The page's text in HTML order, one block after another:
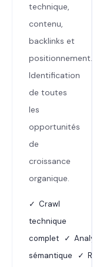
technique,
contenu,
backlinks et
positionnement.
Identification
de toutes
les
opportunités
de
croissance
organique.
✓ Crawl
technique
complet ✓
sémantique ✓